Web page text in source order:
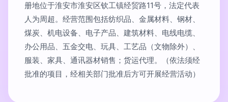
册地位于淮安市淮安区钦工镇经贸路11号，法定代表
人为周超。经营范围包括纺织品、金属材料、钢材、
煤炭、机电设备、电子产品、建筑材料、电线电缆、
办公用品、五金交电、玩具、工艺品（文物除外）、
服装、家具、通讯器材销售；货运代理。（依法须经
批准的项目，经相关部门批准后方可开展经营活动）